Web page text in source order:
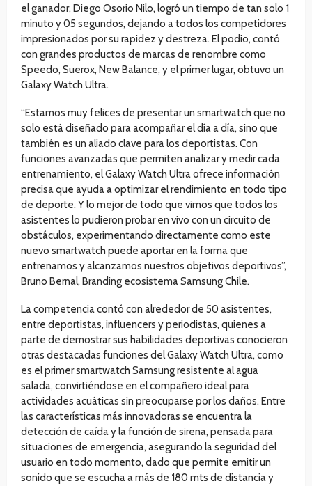
el ganador, Diego Osorio Nilo, logró un tiempo de tan solo 1
minuto y 05 segundos, dejando a todos los competidores
impresionados por su rapidez y destreza. El podio, contó
con grandes productos de marcas de renombre como
Speedo, Suerox, New Balance, y el primer lugar, obtuvo un
Galaxy Watch Ultra.
“Estamos muy felices de presentar un smartwatch que no
solo está diseñado para acompañar el día a día, sino que
también es un aliado clave para los deportistas. Con
funciones avanzadas que permiten analizar y medir cada
entrenamiento, el Galaxy Watch Ultra ofrece información
precisa que ayuda a optimizar el rendimiento en todo tipo
de deporte. Y lo mejor de todo que vimos que todos los
asistentes lo pudieron probar en vivo con un circuito de
obstáculos, experimentando directamente como este
nuevo smartwatch puede aportar en la forma que
entrenamos y alcanzamos nuestros objetivos deportivos”,
Bruno Bernal, Branding ecosistema Samsung Chile.
La competencia contó con alrededor de 50 asistentes,
entre deportistas, influencers y periodistas, quienes a
parte de demostrar sus habilidades deportivas conocieron
otras destacadas funciones del Galaxy Watch Ultra, como
es el primer smartwatch Samsung resistente al agua
salada, convirtiéndose en el compañero ideal para
actividades acuáticas sin preocuparse por los daños. Entre
las características más innovadoras se encuentra la
detección de caída y la función de sirena, pensada para
situaciones de emergencia, asegurando la seguridad del
usuario en todo momento, dado que permite emitir un
sonido que se escucha a más de 180 mts de distancia y